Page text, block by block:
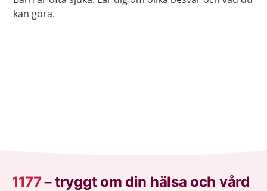
kan göra.
1177–tryggt om din hälsa och vård